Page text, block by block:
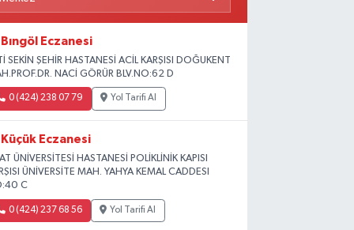
Bıngöl Eczanesi
SEKİN ŞEHİR HASTANESİ ACİL KARŞISI DOĞUKENT
NACİ GÖRÜR BLV.NO:62 D
0 (424) 238 07 79 Yol Tarifi Al
Küçük Eczanesi
ÜNİVERSİTESİ HASTANESİ POLİKLİNİK KAPISI
ÜNİVERSİTE MAH. YAHYA KEMAL CADDESI
C
0 (424) 237 68 56 Yol Tarifi Al